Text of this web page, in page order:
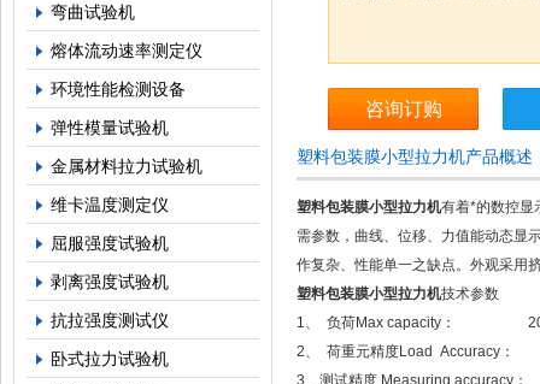
弯曲试验机
熔体流动速率测定仪
环境性能检测设备
弹性模量试验机
金属材料拉力试验机
维卡温度测定仪
屈服强度试验机
剥离强度试验机
抗拉强度测试仪
卧式拉力试验机
咨询订购
塑料包装膜小型拉力机产品概述
塑料包装膜小型拉力机有着*的数控显
需参数，曲线、位移、力值能动态显
作复杂、性能单一之缺点。外观采用
塑料包装膜小型拉力机技术参数
1、 负荷Max capacity：
2、 荷重元精度Load
3、测试精度 Measuring